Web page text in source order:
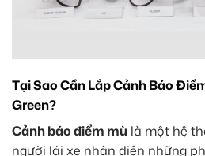
Tại Sao Cần Lắp Cảnh Báo
Green?
Cảnh báo điểm mù là một hệ
người lái xe nhận diện những